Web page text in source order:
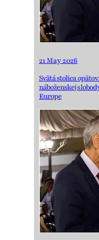
21 May 2026
Svätá stolica
náboženskej
Europe